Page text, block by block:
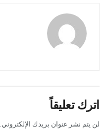
اترك تعليقاً
لن يتم نشر عنوان بريدك الإلكتروني.